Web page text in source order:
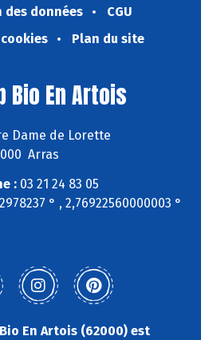
données
CGU
Plan du site
Bio En Artois
Dame de Lorette
Arras
: 03 21 24 83 05
° , 2,76922560000003 °
En Artois (62000) est